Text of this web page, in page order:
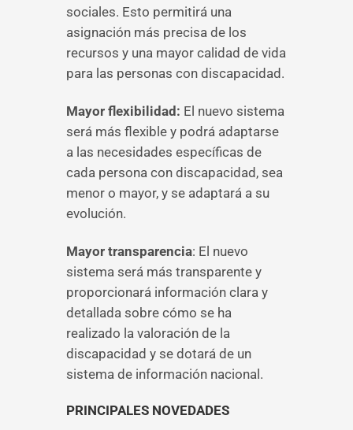
sociales. Esto permitirá una
asignación más precisa de los
recursos y una mayor calidad de vida
para las personas con discapacidad.
Mayor flexibilidad: El nuevo sistema
será más flexible y podrá adaptarse
a las necesidades específicas de
cada persona con discapacidad, sea
menor o mayor, y se adaptará a su
evolución.
Mayor transparencia: El nuevo
sistema será más transparente y
proporcionará información clara y
detallada sobre cómo se ha
realizado la valoración de la
discapacidad y se dotará de un
sistema de información nacional.
PRINCIPALES NOVEDADES